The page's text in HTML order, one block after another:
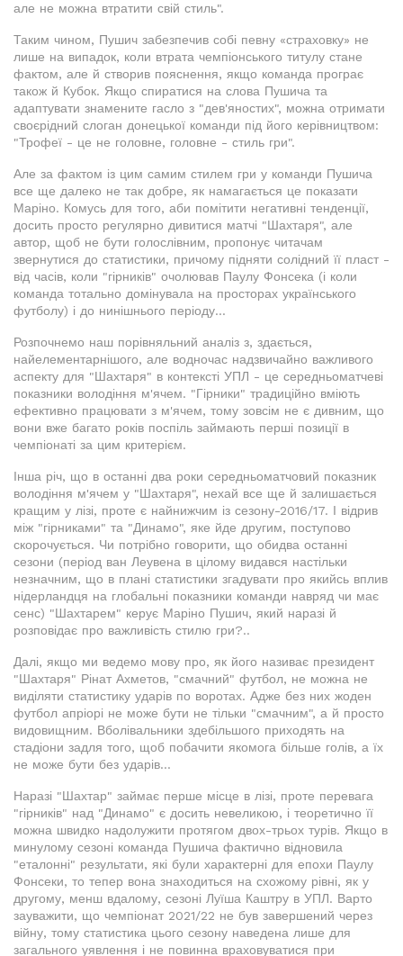
але не можна втратити свій стиль".
Таким чином, Пушич забезпечив собі певну «страховку» не
лише на випадок, коли втрата чемпіонського титулу стане
фактом, але й створив пояснення, якщо команда програє
також й Кубок. Якщо спиратися на слова Пушича та
адаптувати знамените гасло з "дев'яностих", можна отримати
своєрідний слоган донецької команди під його керівництвом:
"Трофеї - це не головне, головне - стиль гри".
Але за фактом із цим самим стилем гри у команди Пушича
все ще далеко не так добре, як намагається це показати
Маріно. Комусь для того, аби помітити негативні тенденції,
досить просто регулярно дивитися матчі "Шахтаря", але
автор, щоб не бути голослівним, пропонує читачам
звернутися до статистики, причому підняти солідний її пласт -
від часів, коли "гірників" очолював Паулу Фонсека (і коли
команда тотально домінувала на просторах українського
футболу) і до нинішнього періоду...
Розпочнемо наш порівняльний аналіз з, здається,
найелементарнішого, але водночас надзвичайно важливого
аспекту для "Шахтаря" в контексті УПЛ - це середньоматчеві
показники володіння м'ячем. "Гірники" традиційно вміють
ефективно працювати з м'ячем, тому зовсім не є дивним, що
вони вже багато років поспіль займають перші позиції в
чемпіонаті за цим критерієм.
Інша річ, що в останні два роки середньоматчовий показник
володіння м'ячем у "Шахтаря", нехай все ще й залишається
кращим у лізі, проте є найнижчим із сезону-2016/17. І відрив
між "гірниками" та "Динамо", яке йде другим, поступово
скорочується. Чи потрібно говорити, що обидва останні
сезони (період ван Леувена в цілому видався настільки
незначним, що в плані статистики згадувати про якийсь вплив
нідерландця на глобальні показники команди навряд чи має
сенс) "Шахтарем" керує Маріно Пушич, який наразі й
розповідає про важливість стилю гри?..
Далі, якщо ми ведемо мову про, як його називає президент
"Шахтаря" Рінат Ахметов, "смачний" футбол, не можна не
виділяти статистику ударів по воротах. Адже без них жоден
футбол апріорі не може бути не тільки "смачним", а й просто
видовищним. Вболівальники здебільшого приходять на
стадіони задля того, щоб побачити якомога більше голів, а їх
не може бути без ударів...
Наразі "Шахтар" займає перше місце в лізі, проте перевага
"гірників" над "Динамо" є досить невеликою, і теоретично її
можна швидко надолужити протягом двох-трьох турів. Якщо в
минулому сезоні команда Пушича фактично відновила
"еталонні" результати, які були характерні для епохи Паулу
Фонсеки, то тепер вона знаходиться на схожому рівні, як у
другому, менш вдалому, сезоні Луїша Каштру в УПЛ. Варто
зауважити, що чемпіонат 2021/22 не був завершений через
війну, тому статистика цього сезону наведена лише для
загального уявлення і не повинна враховуватися при